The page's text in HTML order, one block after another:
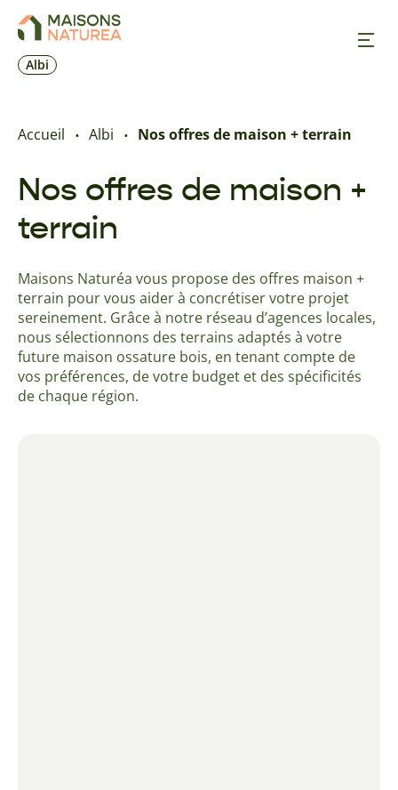
Albi
Nos offres
Prendre RDV
+33 5 32 09 70 17
Accueil Albi Nos offres de maison + terrain
Nos offres de maison +
terrain
Maisons Naturéa vous propose des offres maison +
terrain pour vous aider à concrétiser votre projet
sereinement. Grâce à notre réseau d’agences locales,
nous sélectionnons des terrains adaptés à votre
future maison ossature bois, en tenant compte de
vos préférences, de votre budget et des spécificités
de chaque région.